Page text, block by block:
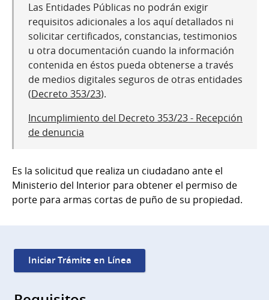
Las Entidades Públicas no podrán exigir
requisitos adicionales a los aquí detallados ni
solicitar certificados, constancias, testimonios
u otra documentación cuando la información
contenida en éstos pueda obtenerse a través
de medios digitales seguros de otras entidades
(Decreto 353/23).
Incumplimiento del Decreto 353/23 - Recepción
de denuncia
Es la solicitud que realiza un ciudadano ante el
Ministerio del Interior para obtener el permiso de
porte para armas cortas de puño de su propiedad.
Iniciar Trámite en Línea